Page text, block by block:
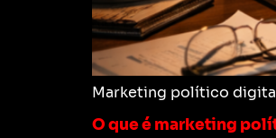
Marketing político
O que é marketing